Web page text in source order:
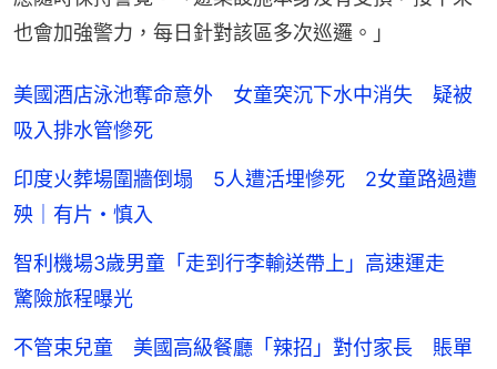
也會加強警力，每日針對該區多次巡邏。」
美國酒店泳池奪命意外 女童突沉下水中消失 疑被
吸入排水管慘死
印度火葬場圍牆倒塌 5人遭活埋慘死 2女童路過遭
殃｜有片・慎入
智利機場3歲男童「走到行李輸送帶上」高速運走
驚險旅程曝光
不管束兒童 美國高級餐廳「辣招」對付家長 賬單